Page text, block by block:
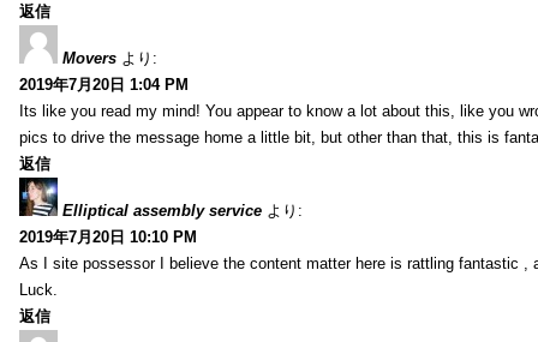
返信
Movers より:
2019年7月20日 1:04 PM
Its like you read my mind! You appear to know a lot about this, like you
pics to drive the message home a little bit, but other than that, this is
返信
Elliptical assembly service より:
2019年7月20日 10:10 PM
As I site possessor I believe the content matter here is rattling fantastic ,
Luck.
返信